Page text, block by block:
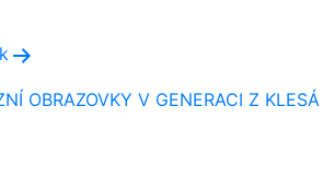
OBRAZOVKY V GENERACI Z KLESÁ